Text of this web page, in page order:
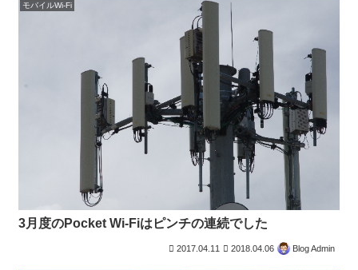
モバイルWi-Fi
3月度のPocket Wi-Fiはピンチの連続でした
2017.04.11 2018.04.06 Blog Admin